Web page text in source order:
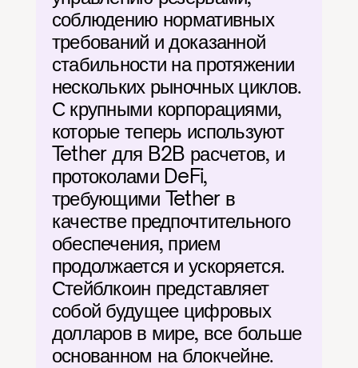
соблюдению нормативных
требований и доказанной
стабильности на протяжении
нескольких рыночных циклов.
С крупными корпорациями,
которые теперь используют
Tether для B2B расчетов, и
протоколами DeFi,
требующими Tether в
качестве предпочтительного
обеспечения, прием
продолжается и ускоряется.
Стейблкоин представляет
собой будущее цифровых
долларов в мире, все больше
основанном на блокчейне.